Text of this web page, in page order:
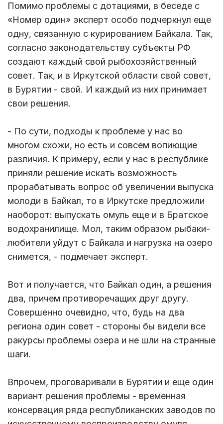
Помимо проблемы с дотациями, в беседе с
«Номер один» эксперт особо подчеркнул еще
одну, связанную с курированием Байкала. Так,
согласно законодательству субъекты РФ
создают каждый свой рыбохозяйственный
совет. Так, и в Иркутской области свой совет,
в Бурятии - свой. И каждый из них принимает
свои решения.
- По сути, подходы к проблеме у нас во
многом схожи, но есть и совсем вопиющие
различия. К примеру, если у нас в республике
приняли решение искать возможность
прорабатывать вопрос об увеличении выпуска
молоди в Байкал, то в Иркутске предложили
наоборот: выпускать омуль еще и в Братское
водохранилище. Мол, таким образом рыбаки-
любители уйдут с Байкала и нагрузка на озеро
снимется, - подмечает эксперт.
Вот и получается, что Байкал один, а решения
два, причем противоречащих друг другу.
Совершенно очевидно, что, будь на два
региона один совет - стороны бы видели все
ракурсы проблемы озера и не шли на странные
шаги.
Впрочем, проговаривали в Бурятии и еще один
вариант решения проблемы - временная
консервация ряда республиканских заводов по